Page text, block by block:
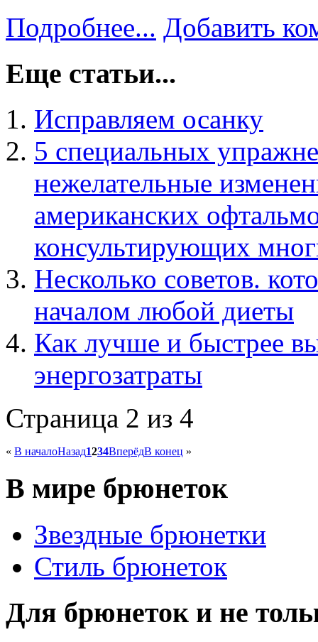
Подробнее... Добавить
Еще статьи...
Исправляем осанку
5 специальных
нежелательные
американских
консультирующих
Несколько советов.
началом любой диеты
Как лучше и быстрее
энергозатраты
Страница 2 из 4
« В началоНазад1234ВперёдВ конец »
В мире брюнеток
Звездные брюнетки
Стиль брюнеток
Для брюнеток и не